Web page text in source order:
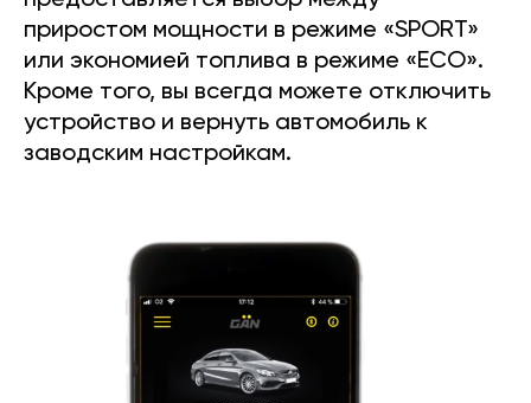
приростом мощности в режиме «SPORT»
или экономией топлива в режиме «ECO».
Кроме того, вы всегда можете отключить
устройство и вернуть автомобиль к
заводским настройкам.